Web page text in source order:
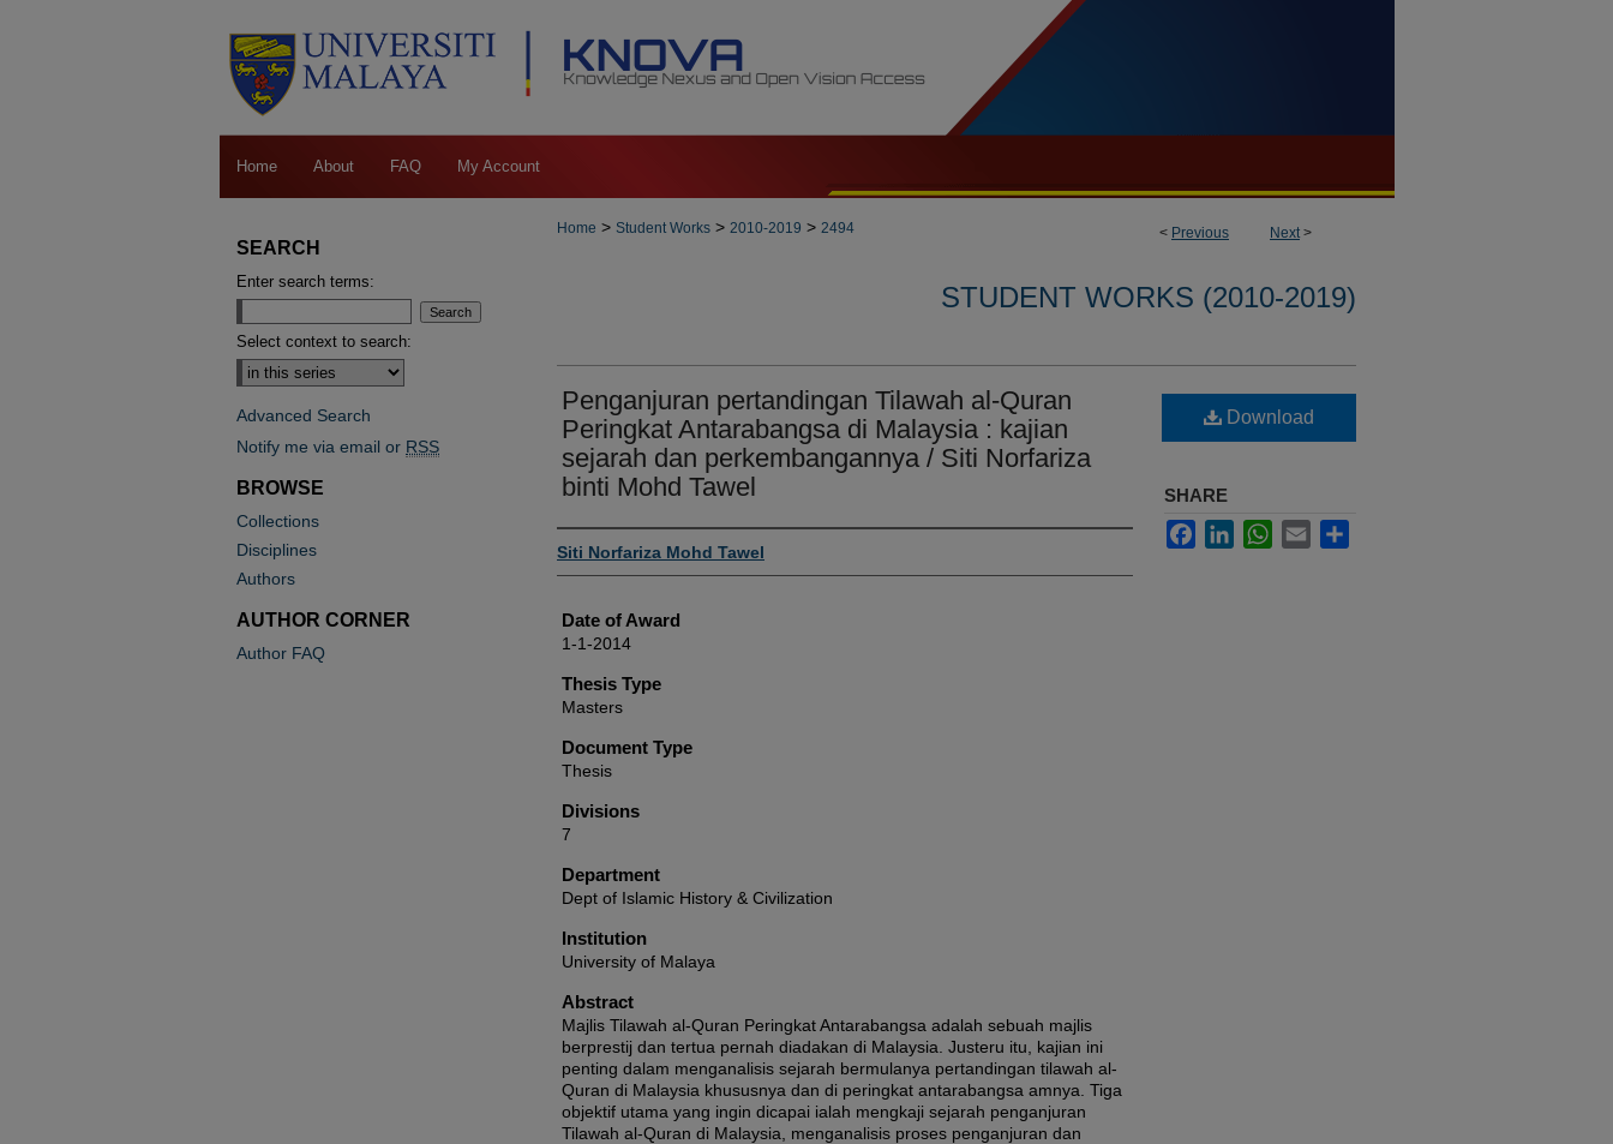
Home About FAQ My Account
< Previous Next>
Home > Student Works > 2010-2019 > 2494
STUDENT WORKS (2010-2019)
Penganjuran pertandingan Tilawah al-Quran
Peringkat Antarabangsa di Malaysia : kajian
sejarah dan perkembangannya / Siti Norfariza
binti Mohd Tawel
Author
Siti Norfariza Mohd Tawel
Date of Award
1-1-2014
Thesis Type
Masters
Document Type
Thesis
Divisions
7
Department
Dept of Islamic History & Civilization
Institution
University of Malaya
Abstract
Majlis Tilawah al-Quran Peringkat Antarabangsa adalah sebuah majlis
berprestij dan tertua pernah diadakan di Malaysia. Justeru itu, kajian ini
penting dalam menganalisis sejarah bermulanya pertandingan tilawah al-
Quran di Malaysia khususnya dan di peringkat antarabangsa amnya. Tiga
objektif utama yang ingin dicapai ialah mengkaji sejarah penganjuran
Tilawah al-Quran di Malaysia, menganalisis proses penganjuran dan
Download
SHARE
FacebookLinkedInWhatsApp
Email
SEARCH
Enter search terms:
Select context to search:
Advanced Search
Notify me via email or RSS
BROWSE
Collections
Disciplines
Authors
AUTHOR CORNER
Author FAQ